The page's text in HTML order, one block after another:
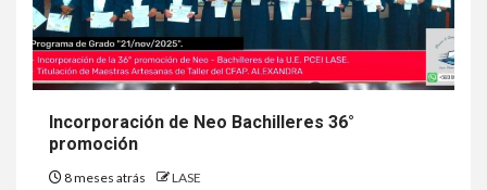
Incorporación de Neo Bachilleres 36°
promoción
8 meses atrás LASE